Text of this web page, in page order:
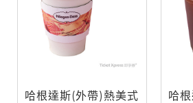
哈根達斯(外帶)熱美式
哈